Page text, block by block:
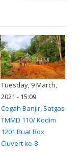
Tuesday, 9 March,
2021 - 15:09
Cegah Banjir, Satgas
TMMD 110/ Kodim
1201 Buat Box
Cluvert ke-8